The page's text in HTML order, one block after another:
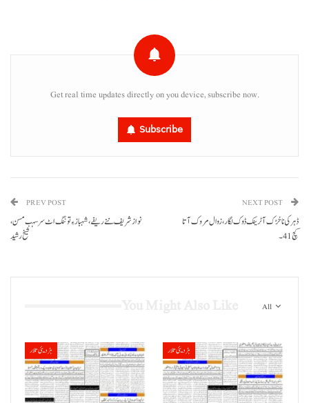
Get real time updates directly on you device, subscribe now.
Subscribe
PREV POST
نواز شریف ننے ریفے، شہباز ءِ توننگ اٹ سرسہب مسن،
شیخ رشید
NEXT POST
ڈہرکی نا خڑک آ ٹرینک ڈوک لگار، زوال مروک آتا
کچ41 ۔
All
ہڑدیئی تلار ہڑدیئی تلار